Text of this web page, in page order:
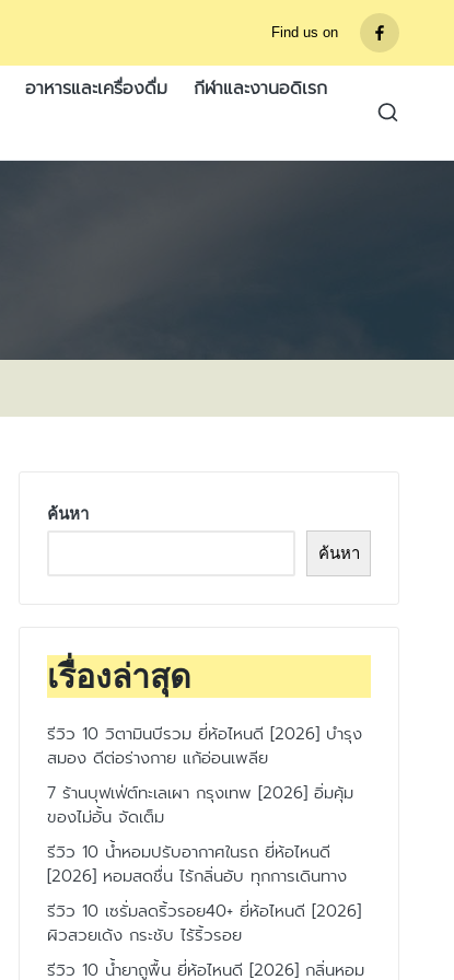
Find us on
รายการ
เมนู
อาหารและเครื่องดื่ม
กีฬาและงานอดิเรก
ค้นหา
ค้นหา
เรื่องล่าสุด
รีวิว 10 วิตามินบีรวม ยี่ห้อไหนดี [2026] บำรุง
สมอง ดีต่อร่างกาย แก้อ่อนเพลีย
7 ร้านบุฟเฟ่ต์ทะเลเผา กรุงเทพ [2026] อิ่มคุ้ม
ของไม่อั้น จัดเต็ม
รีวิว 10 น้ำหอมปรับอากาศในรถ ยี่ห้อไหนดี
[2026] หอมสดชื่น ไร้กลิ่นอับ ทุกการเดินทาง
รีวิว 10 เซรั่มลดริ้วรอย40+ ยี่ห้อไหนดี [2026]
ผิวสวยเด้ง กระชับ ไร้ริ้วรอย
รีวิว 10 น้ำยาถูพื้น ยี่ห้อไหนดี [2026] กลิ่นหอม